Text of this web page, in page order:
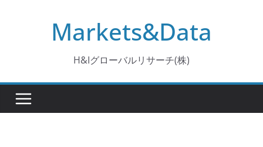
Markets&Data
H&Iグローバルリサーチ(株)